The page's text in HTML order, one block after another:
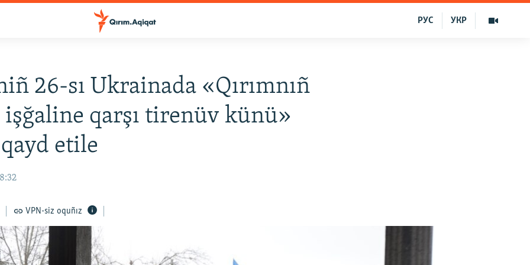
УКР
РУС
26-sı Ukrainada «Qırımnıñ
işğaline qarşı tirenüv künü»
etile
VPN-siz oquñız